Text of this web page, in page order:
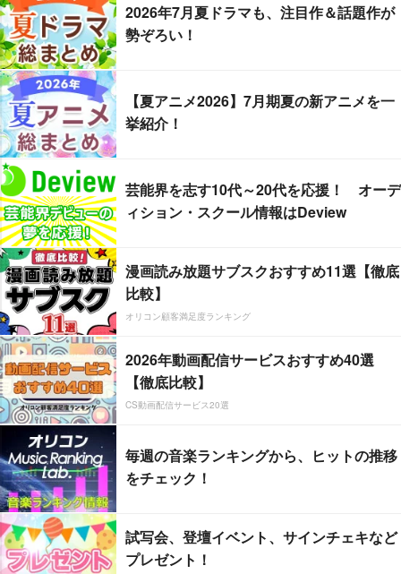
2026年7月夏ドラマも、注目作＆話題作が
勢ぞろい！
【夏アニメ2026】7月期夏の新アニメを一
挙紹介！
芸能界を志す10代～20代を応援！ オーデ
ィション・スクール情報はDeview
漫画読み放題サブスクおすすめ11選【徹底
比較】
オリコン顧客満足度ランキング
2026年動画配信サービスおすすめ40選
【徹底比較】
CS動画配信サービス20選
毎週の音楽ランキングから、ヒットの推移
をチェック！
試写会、登壇イベント、サインチェキなど
プレゼント！